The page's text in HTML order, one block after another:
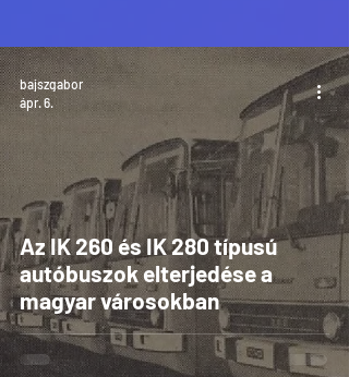
Az IK 260 és IK 280 típusú
autóbuszok elterjedése a
magyar városokban
bajszgabor
ápr. 6.